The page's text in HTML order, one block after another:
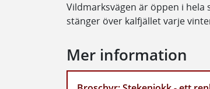
Vildmarksvägen är öppen i hela
stänger över kalfjället varje
Mer information